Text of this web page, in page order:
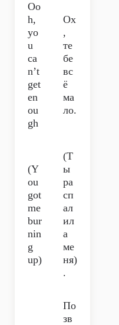
Oo
h,
yo
u
ca
n’t
get
en
ou
gh
Ох
,
те
бе
вс
ё
ма
ло.
(Y
ou
got
me
bur
nin
g
up)
(Т
ы
ра
сп
ал
ил
а
ме
ня)
.
По
зв